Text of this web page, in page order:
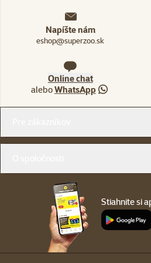
Napíšte nám
eshop@superzoo.sk
Online chat
aleboWhatsApp
Stiahnite si